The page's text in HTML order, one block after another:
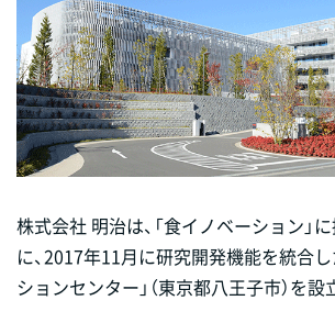
株式会社 明治は、「食イノベーション」
に、2017年11月に研究開発機能を統合
ションセンター」（東京都八王子市）を設